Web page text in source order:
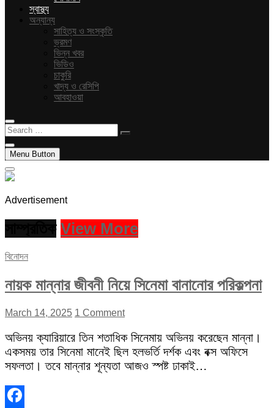
স্বাস্থ্য
অন্যান্য
সাহিত্য ও সংস্কৃতি
ভ্রমণ
ভিন্ন খবর
ভিডিও
চাকুরি
খাদ্য ও রেসিপি
আবহাওয়া
Search
…
Menu Button
Advertisement
View More
বিনোদন
নায়ক মান্নার জীবনী নিয়ে সিনেমা বানানোর পরিকল্পনা
March 14, 2025 1 Comment
অভিনয় ক্যারিয়ারে তিন শতাধিক সিনেমায় অভিনয় করেছেন মান্না।
একসময় তার সিনেমা মানেই ছিল হলভর্তি দর্শক এবং বক্স অফিসে
সফলতা। তবে মান্নার শূন্যতা আজও স্পষ্ট ঢাকাই…